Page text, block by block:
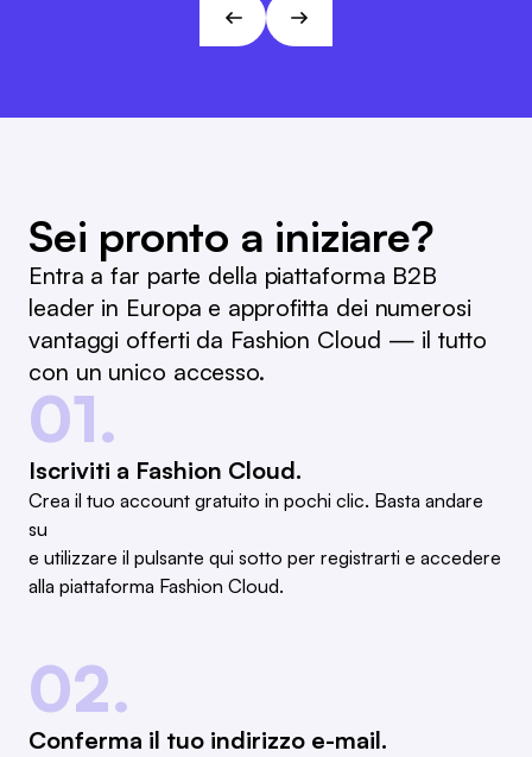
Sei pronto a iniziare?
Entra a far parte della piattaforma B2B
leader in Europa e approfitta dei numerosi
vantaggi offerti da Fashion Cloud — il tutto
con un unico accesso.
01.
Iscriviti a Fashion Cloud.
Crea il tuo account gratuito in pochi clic. Basta andare
su
e utilizzare il pulsante qui sotto per registrarti e accedere
alla piattaforma Fashion Cloud.
02.
Conferma il tuo indirizzo e-mail.